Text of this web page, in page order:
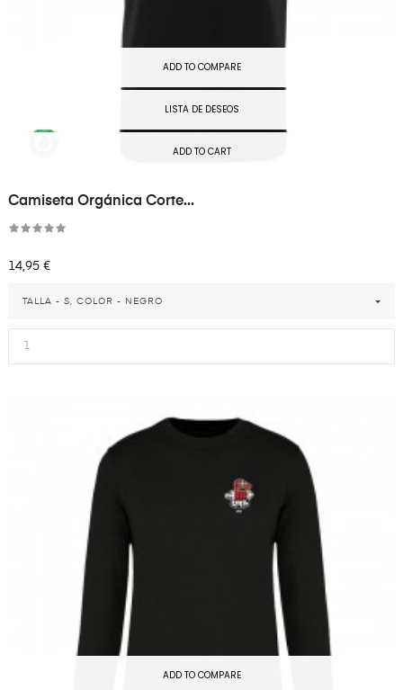
ADD TO COMPARE
LISTA DE DESEOS
ADD TO CART
Camiseta Orgánica Corte...
Precio
14,95 €
TALLA - S, COLOR - NEGRO
ADD TO COMPARE